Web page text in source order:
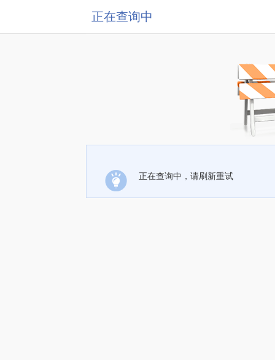
正在查询中
正在查询中，请刷新重试